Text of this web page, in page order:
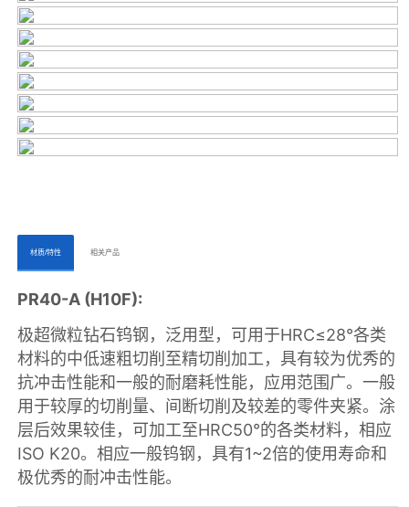
ㅤㅤ材质/特性ㅤㅤ ㅤㅤ相关产品ㅤㅤㅤ